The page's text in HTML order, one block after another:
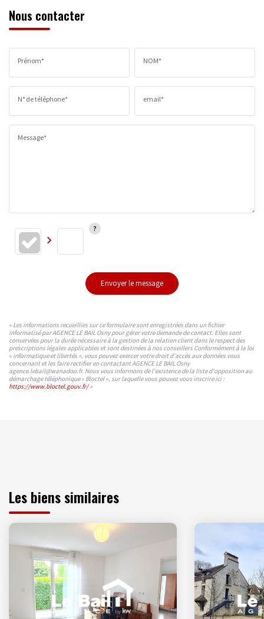
Nous contacter
Prénom* NOM*
N° de téléphone* email*
Message*
Envoyer le message
« Les informations recueillies sur ce formulaire sont enregistrées dans un fichier
informatisé par AGENCE LE BAIL Osny pour gérer votre demande de contact. Elles sont
conservées pour la durée nécessaire à la gestion de la relation client dans le respect des
prescriptions légales applicables et sont destinées à nos conseillers Conformément à la loi
« informatique et libertés », vous pouvez exercer votre droit d'accès aux données vous
concernant et les faire rectifier en contactant AGENCE LE BAIL Osny
agence.lebail@wanadoo.fr. Nous vous informons de l'existence de la liste d'opposition au
démarchage téléphonique « Bloctel », sur laquelle vous pouvez vous inscrire ici :
https://www.bloctel.gouv.fr/»
Les biens similaires